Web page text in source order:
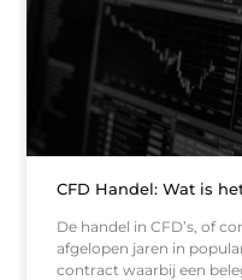
CFD Handel: Wat is
De handel in CFD’s, of
afgelopen jaren in
contract waarbij een